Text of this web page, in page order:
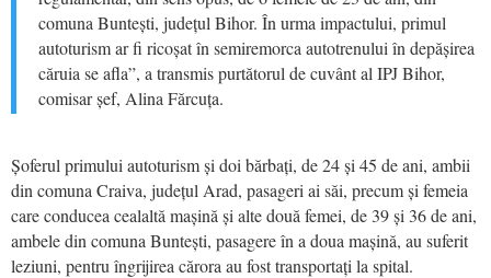
comuna Buntești, județul Bihor. În urma impactului, primul
autoturism ar fi ricoșat în semiremorca autotrenului în depășirea
căruia se afla”, a transmis purtătorul de cuvânt al IPJ Bihor,
comisar șef, Alina Fărcuța.
Șoferul primului autoturism și doi bărbați, de 24 și 45 de ani, ambii
din comuna Craiva, județul Arad, pasageri ai săi, precum și femeia
care conducea cealaltă mașină și alte două femei, de 39 și 36 de ani,
ambele din comuna Buntești, pasagere în a doua mașină, au suferit
leziuni, pentru îngrijirea cărora au fost transportați la spital.